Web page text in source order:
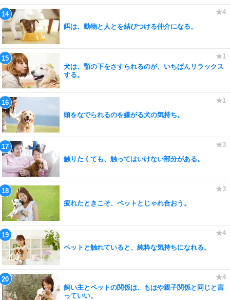
餌は、動物と人とを結びつける仲介になる。
犬は、顎の下をさすられるのが、いちばんリラックス
する。
頭をなでられるのを嫌がる犬の気持ち。
触りたくても、触ってはいけない部分がある。
疲れたときこそ、ペットとじゃれ合おう。
ペットと触れていると、純粋な気持ちになれる。
飼い主とペットの関係は、もはや親子関係と同じと言
っていい。